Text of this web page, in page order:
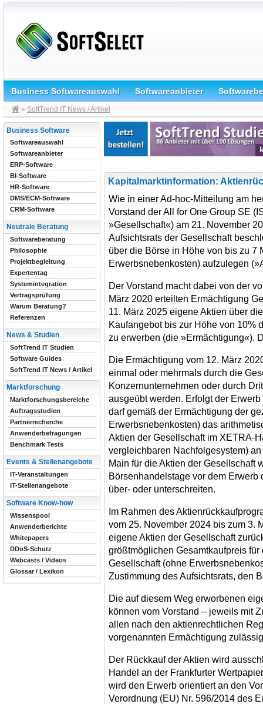
Business Softwareauswahl Softwareanbieter
» SoftTrend IT News / Artikel
Kapitalmarktinformation:
Wie in einer Ad-hoc-Mitteilung am
Vorstand der All for One Group SE
»Gesellschaft«) am 21. November
Aufsichtsrats der Gesellschaft
über die Börse in Höhe von bis zu 7
Erwerbsnebenkosten) aufzulegen
Der Vorstand macht dabei von der
März 2020 erteilten Ermächtigung
11. März 2025 eigene Aktien über
Kaufangebot bis zur Höhe von 10%
zu erwerben (die »Ermächtigung«).
Die Ermächtigung vom 12. März
einmal oder mehrmals durch die
Konzernunternehmen oder durch
ausgeübt werden. Erfolgt der
darf gemäß der Ermächtigung der
Erwerbsnebenkosten) das
Aktien der Gesellschaft im XETRA-
vergleichbaren Nachfolgesystem)
Main für die Aktien der Gesellschaft
Börsenhandelstage vor dem Erwerb
über- oder unterschreiten.
Im Rahmen des
vom 25. November 2024 bis zum 3.
eigene Aktien der Gesellschaft
größtmöglichen Gesamtkaufpreis
Gesellschaft (ohne
Zustimmung des Aufsichtsrats, den
Die auf diesem Weg erworbenen
können vom Vorstand – jeweils mit
allen nach den aktienrechtlichen
vorgenannten Ermächtigung
Der Rückkauf der Aktien wird
Handel an der Frankfurter
wird den Erwerb orientiert an den
Verordnung (EU) Nr. 596/2014 des
Business Software
Softwareauswahl
Softwareanbieter
ERP-Software
BI-Software
HR-Software
DMS/ECM-Software
CRM-Software
Neutrale Beratung
Softwareberatung
Philosophie
Projektbegleitung
Expertentag
Systemintegration
Vertragsprüfung
Warum Beratung?
Referenzen
News & Studien
SoftTrend IT Studien
Software Guides
SoftTrend IT News / Artikel
Marktforschung
Marktforschungsbereiche
Auftragsstudien
Partnerrecherche
Anwenderbefragungen
Benchmark Tests
Events & Stellenangebote
IT-Veranstaltungen
IT-Stellenangebote
Software Know-how
Wissenspool
Anwenderberichte
Whitepapers
DDoS-Schutz
Webcasts / Videos
Glossar / Lexikon